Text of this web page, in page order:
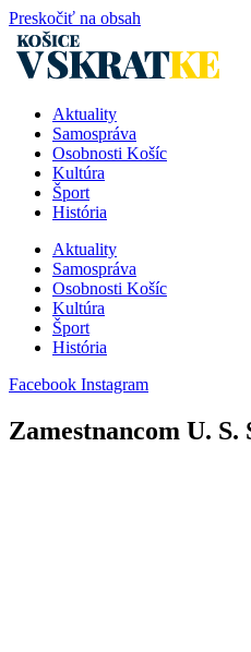
Preskočiť na obsah
Aktuality
Samospráva
Osobnosti Košíc
Kultúra
Šport
História
Aktuality
Samospráva
Osobnosti Košíc
Kultúra
Šport
História
Facebook Instagram
Zamestnancom U. S.